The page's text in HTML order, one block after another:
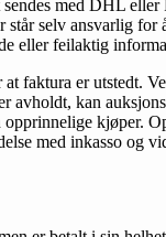
med DHL
selv ansvarlig for
eller feilaktig
faktura er utstedt.
avholdt, kan
kjøper.
med inkasso og